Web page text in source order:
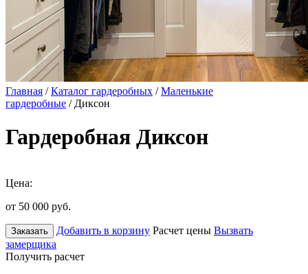
Главная /Каталог гардеробных /Маленькие
гардеробные / Диксон
Гардеробная Диксон
Цена:
от 50 000 руб.
Заказать Добавить в корзину Расчет цены Вызвать
замерщика
Получить расчет